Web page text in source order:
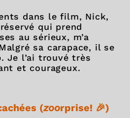
dans le film, Nick,
qui prend
au sérieux, m’a
sa carapace, il se
Je l’ai trouvé très
et courageux.
(zoorprise! 🎉)